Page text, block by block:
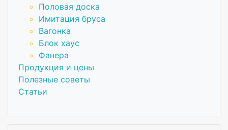
Половая доска
Имитация бруса
Вагонка
Блок хаус
Фанера
Продукция и цены
Полезные советы
Статьи